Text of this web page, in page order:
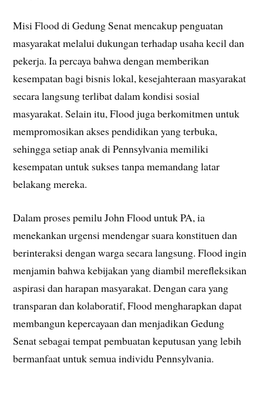
Misi Flood di Gedung Senat mencakup penguatan
masyarakat melalui dukungan terhadap usaha kecil dan
pekerja. Ia percaya bahwa dengan memberikan
kesempatan bagi bisnis lokal, kesejahteraan masyarakat
secara langsung terlibat dalam kondisi sosial
masyarakat. Selain itu, Flood juga berkomitmen untuk
mempromosikan akses pendidikan yang terbuka,
sehingga setiap anak di Pennsylvania memiliki
kesempatan untuk sukses tanpa memandang latar
belakang mereka.
Dalam proses pemilu John Flood untuk PA, ia
menekankan urgensi mendengar suara konstituen dan
berinteraksi dengan warga secara langsung. Flood ingin
menjamin bahwa kebijakan yang diambil merefleksikan
aspirasi dan harapan masyarakat. Dengan cara yang
transparan dan kolaboratif, Flood mengharapkan dapat
membangun kepercayaan dan menjadikan Gedung
Senat sebagai tempat pembuatan keputusan yang lebih
bermanfaat untuk semua individu Pennsylvania.